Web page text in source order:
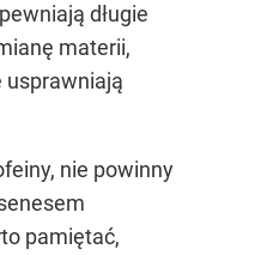
długie
materii,
usprawniają
nie powinny
pamiętać,